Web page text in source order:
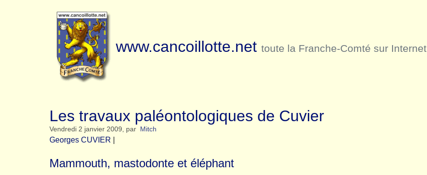
www.cancoillotte.net toute la Franche-Comté sur Internet
Les travaux paléontologiques de Cuvier
Vendredi 2 janvier 2009, par Mitch
Georges CUVIER
Mammouth, mastodonte et éléphant